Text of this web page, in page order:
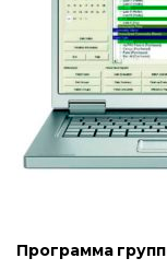
Программа